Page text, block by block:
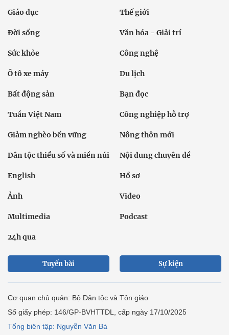
Giáo dục Thế giới
Đời sống Văn hóa - Giải trí
Sức khỏe Công nghệ
Ô tô xe máy Du lịch
Bất động sản Bạn đọc
Tuần Việt Nam Công nghiệp hỗ trợ
Giảm nghèo bền vững Nông thôn mới
Dân tộc thiểu số và miền núi Nội dung chuyên đề
English Hồ sơ
Ảnh Video
Multimedia Podcast
24h qua
Tuyến bài Sự kiện
Cơ quan chủ quản: Bộ Dân tộc và Tôn giáo
Số giấy phép: 146/GP-BVHTTDL, cấp ngày 17/10/2025
Tổng biên tập: Nguyễn Văn Bá